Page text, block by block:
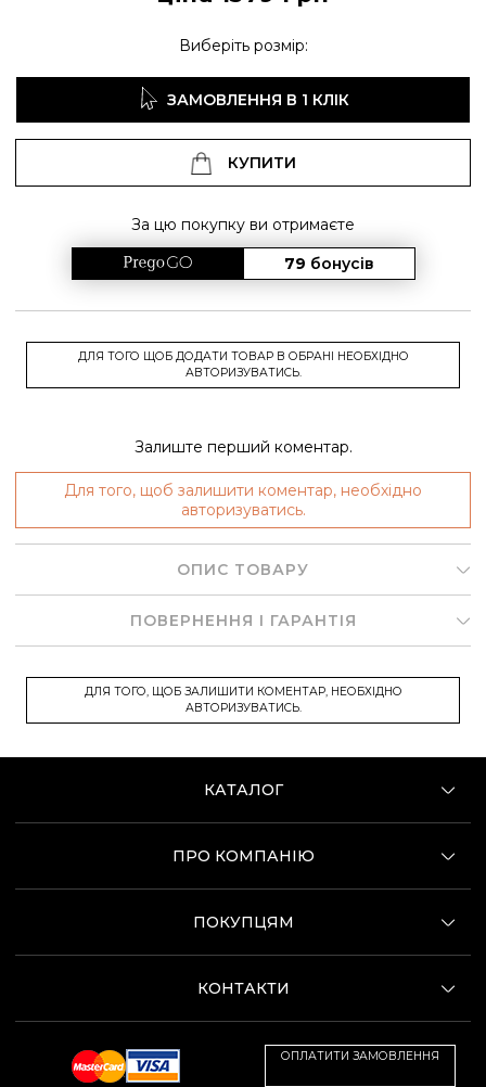
Виберіть розмір:
ЗАМОВЛЕННЯ В 1 КЛІК
КУПИТИ
За цю покупку ви отримаєте
79 бонусів
ДЛЯ ТОГО ЩОБ ДОДАТИ ТОВАР В ОБРАНІ НЕОБХІДНО
АВТОРИЗУВАТИСЬ.
Залиште перший коментар.
Для того, щоб залишити коментар, необхідно
авторизуватись.
ОПИС ТОВАРУ
ПОВЕРНЕННЯ І ГАРАНТІЯ
ДЛЯ ТОГО, ЩОБ ЗАЛИШИТИ КОМЕНТАР, НЕОБХІДНО
АВТОРИЗУВАТИСЬ.
КАТАЛОГ
ПРО КОМПАНІЮ
ПОКУПЦЯМ
КОНТАКТИ
ОПЛАТИТИ ЗАМОВЛЕННЯ